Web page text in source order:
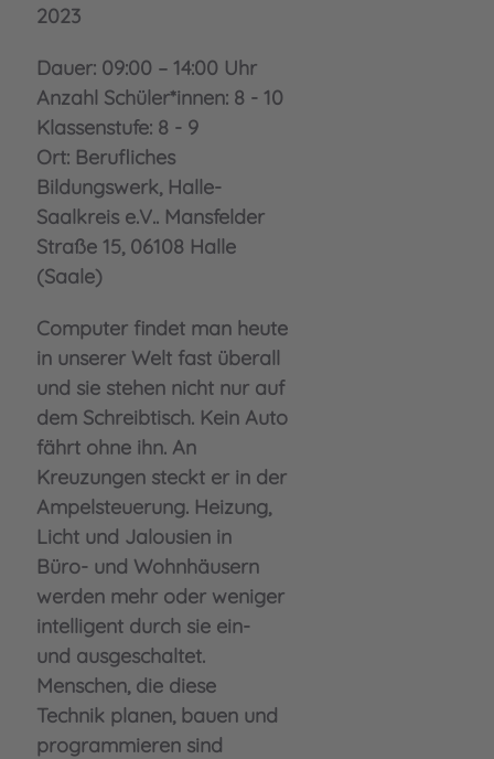
2023
Dauer: 09:00 – 14:00 Uhr
Anzahl Schüler*innen: 8 - 10
Klassenstufe: 8 - 9
Ort: Berufliches
Bildungswerk, Halle-
Saalkreis e.V.. Mansfelder
Straße 15, 06108 Halle
(Saale)
Computer findet man heute
in unserer Welt fast überall
und sie stehen nicht nur auf
dem Schreibtisch. Kein Auto
fährt ohne ihn. An
Kreuzungen steckt er in der
Ampelsteuerung. Heizung,
Licht und Jalousien in
Büro- und Wohnhäusern
werden mehr oder weniger
intelligent durch sie ein-
und ausgeschaltet.
Menschen, die diese
Technik planen, bauen und
programmieren sind